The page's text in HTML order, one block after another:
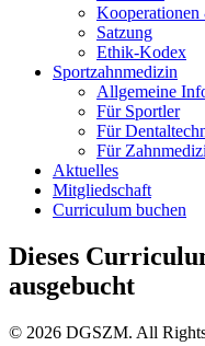
Kooperationen
Satzung
Ethik-Kodex
Sportzahnmedizin
Allgemeine
Für Sportler
Für
Für
Aktuelles
Mitgliedschaft
Curriculum buchen
Dieses
ausgebucht
© 2026 DGSZM. All